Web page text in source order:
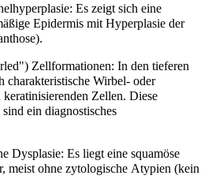
Es zeigt sich eine
Epidermis mit Hyperplasie der
Zellformationen: In den tieferen
charakteristische Wirbel- oder
Zellen. Diese
ein diagnostisches
Dysplasie: Es liegt eine squamöse
meist ohne zytologische Atypien (kein